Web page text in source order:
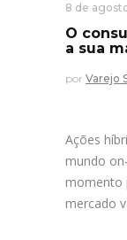
8 de
O
a sua
por Varejo
Ações
mundo
momento
mercado